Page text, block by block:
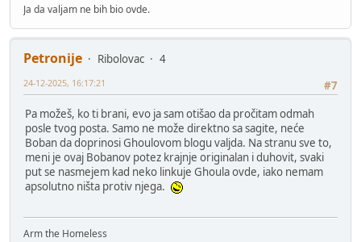
Ja da valjam ne bih bio ovde.
Petronije Ribolovac
4
#7
24-12-2025, 16:17:21
Pa možeš, ko ti brani, evo ja sam otišao da pročitam odmah
posle tvog posta. Samo ne može direktno sa sagite, neće
Boban da doprinosi Ghoulovom blogu valjda. Na stranu sve to,
meni je ovaj Bobanov potez krajnje originalan i duhovit, svaki
put se nasmejem kad neko linkuje Ghoula ovde, iako nemam
apsolutno ništa protiv njega.
Arm the Homeless